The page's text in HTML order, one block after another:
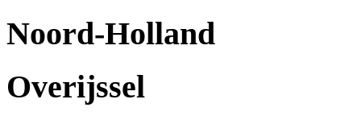
Noord-Holland
Overijssel